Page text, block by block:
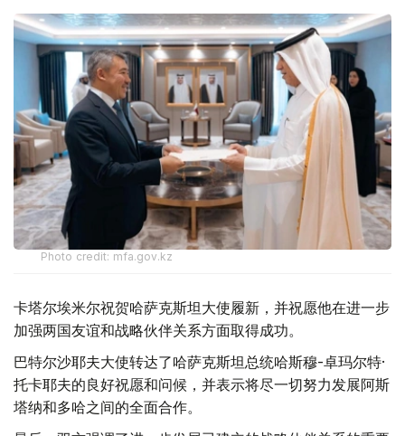
Photo credit: mfa.gov.kz
卡塔尔埃米尔祝贺哈萨克斯坦大使履新，并祝愿他在进一步
加强两国友谊和战略伙伴关系方面取得成功。
巴特尔沙耶夫大使转达了哈萨克斯坦总统哈斯穆-卓玛尔特·
托卡耶夫的良好祝愿和问候，并表示将尽一切努力发展阿斯
塔纳和多哈之间的全面合作。